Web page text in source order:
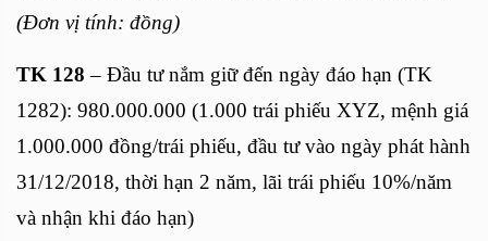
(Đơn vị tính: đồng)
TK 128 – Đầu tư nắm giữ đến ngày đáo hạn (TK
1282): 980.000.000 (1.000 trái phiếu XYZ, mệnh giá
1.000.000 đồng/trái phiếu, đầu tư vào ngày phát hành
31/12/2018, thời hạn 2 năm, lãi trái phiếu 10%/năm
và nhận khi đáo hạn)